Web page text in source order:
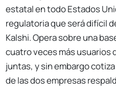
estatal en todo Estados
regulatoria que será difícil
Kalshi. Opera sobre una
cuatro veces más usuarios
juntas, y sin embargo
de las dos empresas